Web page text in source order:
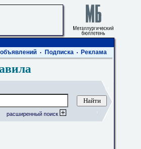
Подписка Реклама
расширенный поиск